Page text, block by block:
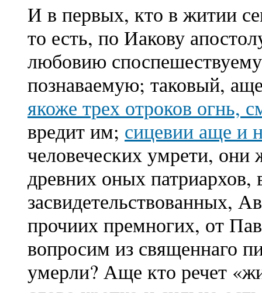
И в первых, кто в житии
то есть, по Иакову
любовию
познаваемую; таковый,
якоже трех отроков огнь,
вредит им; сицевии аще и
человеческих умрети,
древних оных патриархов,
засвидетельствованных,
прочиих премногих, от
вопросим из священнаго
умерли? Аще кто речет